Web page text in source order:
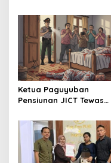
Proses Penyidikan
Ketua Paguyuban
Pensiunan JICT Tewas
Istri Kritis – Polisi
Dugaan Perampokan